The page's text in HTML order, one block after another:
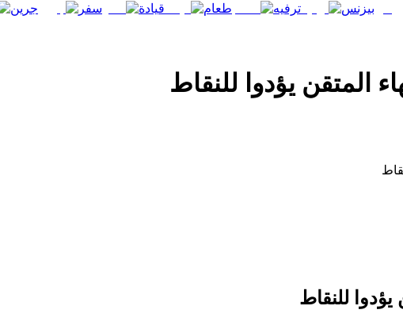
بيزنس ترفيه طعام قيادة سفر جرين
المتقن يؤدوا للنقاط
يؤدوا للنقاط